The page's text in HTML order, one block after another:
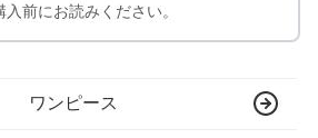
入前にお読みください。
ワンピース